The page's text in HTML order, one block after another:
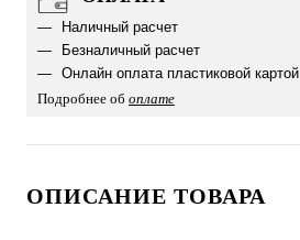
Наличный расчет
Безналичный расчет
Онлайн оплата пластиковой картой
Подробнее об оплате
ОПИСАНИЕ ТОВАРА